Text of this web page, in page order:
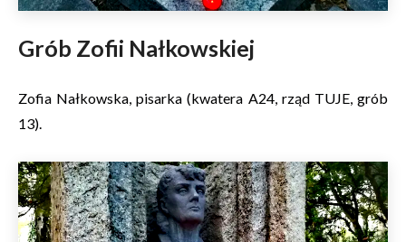
Grób Zofii Nałkowskiej
Zofia Nałkowska, pisarka (kwatera A24, rząd TUJE, grób
13).